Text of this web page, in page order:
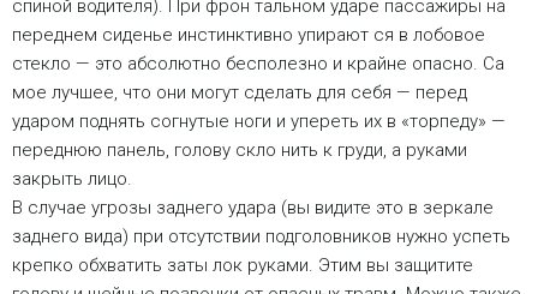
спиной водителя). При фрон тальном ударе пассажиры на
переднем сиденье инстинктивно упирают ся в лобовое
стекло — это абсолютно бесполезно и крайне опасно. Са
мое лучшее, что они могут сделать для себя — перед
ударом поднять согнутые ноги и упереть их в «торпеду» —
переднюю панель, голову скло нить к груди, а руками
закрыть лицо.
В случае угрозы заднего удара (вы видите это в зеркале
заднего вида) при отсутствии подголовников нужно успеть
крепко обхватить заты лок руками. Этим вы защитите